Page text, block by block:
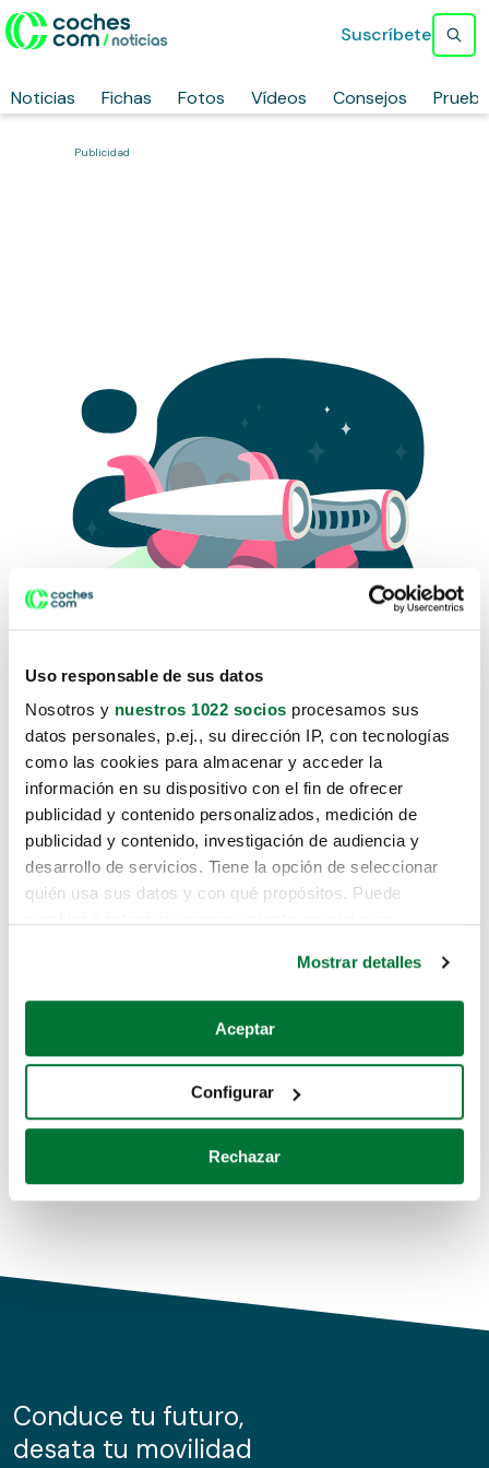
Uso responsable de sus datos
Nosotros y nuestros 1022 socios procesamos sus
datos personales, p.ej., su dirección IP, con tecnologías
como las cookies para almacenar y acceder la
información en su dispositivo con el fin de ofrecer
publicidad y contenido personalizados, medición de
publicidad y contenido, investigación de audiencia y
desarrollo de servicios. Tiene la opción de seleccionar
quién usa sus datos y con qué propósitos. Puede
Si lo permite, también quisiéramos:
Recopilar información sobre su ubicación geográfica
Identificar su dispositivo analizándolo activamente
para buscar características específicas (huellas
Obtenga más información sobre cómo se procesan sus
de cookies.
información sobre el uso que haga del sitio web con
nuestros partners de redes sociales, publicidad y análisis
Mostrar detalles
Aceptar
Configurar
Rechazar
Noticias Fichas Fotos Vídeos Consejos
Suscríbete
Publicidad
Lo sentimos, no sabemos como
te hemos traido hasta aquí.
Pero puedes encontrar el coche que estás
buscando en alguno de estos enlaces:
Coches de segunda mano
Coches de km0
Conduce tu futuro,
desata tu movilidad